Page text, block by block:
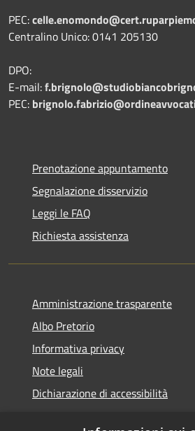
PEC:
Centralino Unico: 0141 205130
DPO:
E-mail:
PEC:
Prenotazione appuntamento
Segnalazione disservizio
Leggi le FAQ
Richiesta assistenza
Amministrazione trasparente
Albo Pretorio
Informativa privacy
Note legali
Dichiarazione di accessibilità